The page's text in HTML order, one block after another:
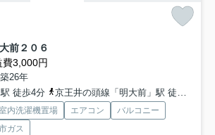
前２０６
3,000円
26年
徒歩4分
京王井の頭線「明大前」駅 徒歩4分
内洗濯機置場 エアコン
バルコニー
ガス